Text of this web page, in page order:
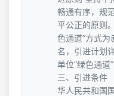
畅通有序，规
平公正的原则
色通道”方式
名，引进计划
单位“绿色通道
三、引进条件
华人民共和国国